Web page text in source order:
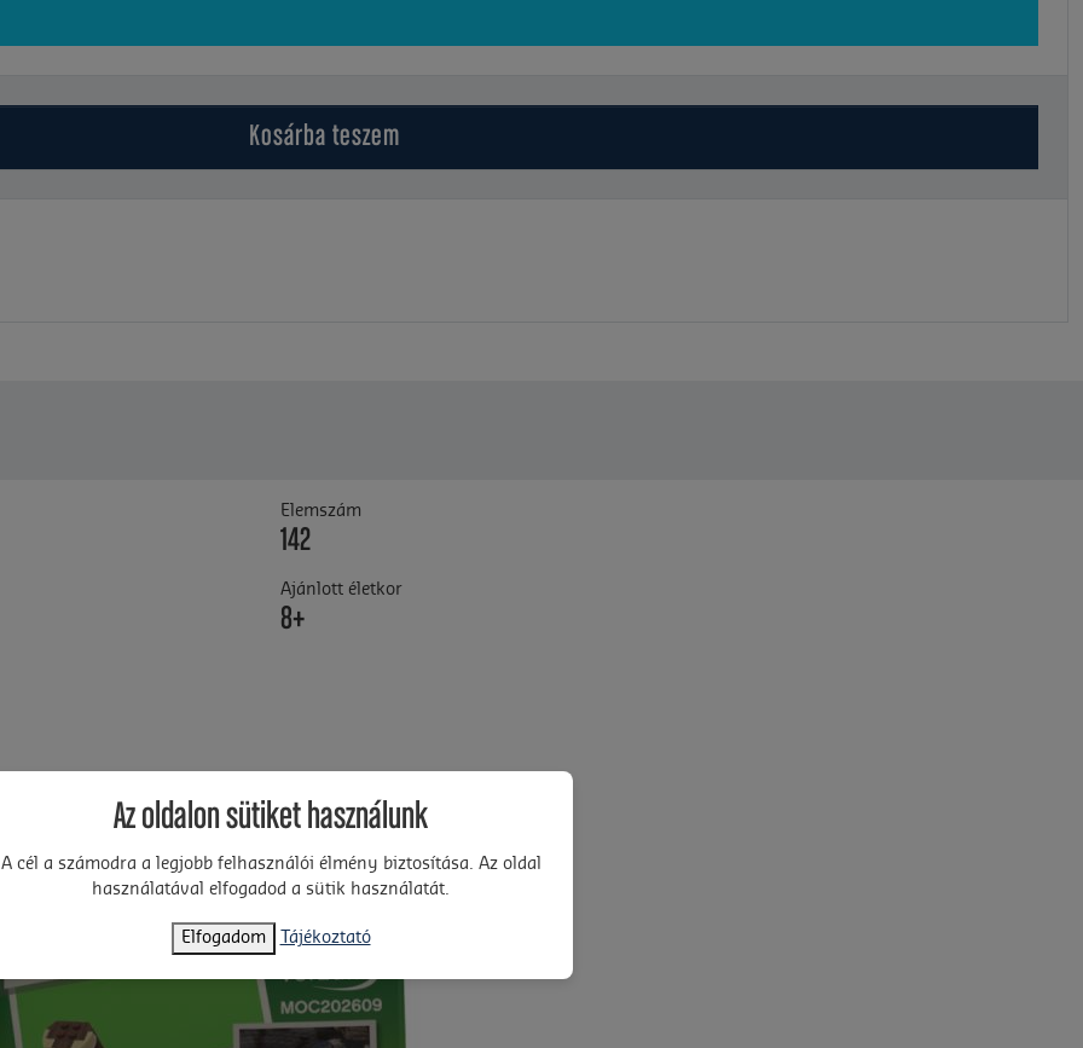
Kosárba teszem
Elemszám
142
Ajánlott életkor
8+
Az oldalon sütiket használunk
A cél a számodra a legjobb felhasználói élmény biztosítása. Az oldal
használatával elfogadod a sütik használatát.
Elfogadom Tájékoztató